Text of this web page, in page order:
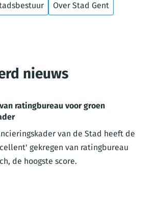
Over Stad Gent
nieuws
ratingbureau voor groen
van de Stad heeft de
gekregen van ratingbureau
de hoogste score.